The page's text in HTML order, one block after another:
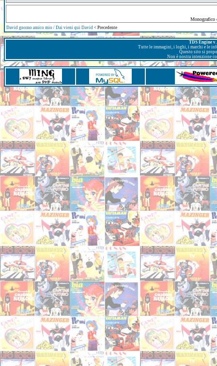
Monografico
David gnomo amico mio / Dai vieni qui David < Precedente
TDS Engine
Tutte le immagini, i loghi, i marchi e le
Questo sito si
Non è nostra intenzione